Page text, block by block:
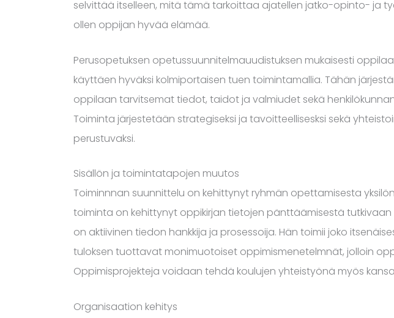
selvittää itselleen, mitä tämä tarkoittaa ajatellen jatko-opinto- ja
ollen oppijan hyvää elämää.
Perusopetuksen opetussuunnitelmauudistuksen mukaisesti
käyttäen hyväksi kolmiportaisen tuen toimintamallia. Tähän
oppilaan tarvitsemat tiedot, taidot ja valmiudet sekä
Toiminta järjestetään strategiseksi ja tavoitteellisesksi sekä
perustuvaksi.
Sisällön ja toimintatapojen muutos
Toiminnnan suunnittelu on kehittynyt ryhmän opettamisesta
toiminta on kehittynyt oppikirjan tietojen pänttäämisestä
on aktiivinen tiedon hankkija ja prosessoija. Hän toimii joko
tuloksen tuottavat monimuotoiset oppimismenetelmnät, jolloin
Oppimisprojekteja voidaan tehdä koulujen yhteistyönä myös
Organisaation kehitys